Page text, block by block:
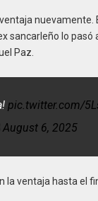
nuevamente.
sancarleño lo
Paz.
pic.twitter.com/
August 6, 2025
la ventaja hasta el